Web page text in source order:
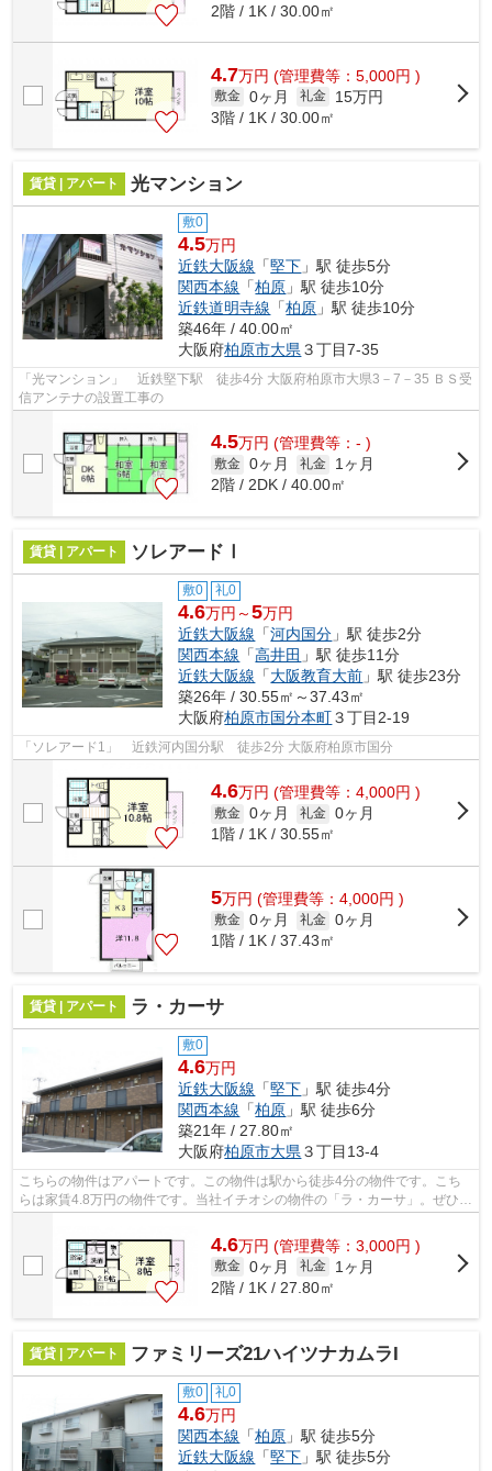
2階 / 1K / 30.00㎡
4.7万円 (管理費等：5,000円 )
敷金 0ヶ月 礼金
15万円
3階 / 1K / 30.00㎡
賃貸 | アパート 光マンション
敷0
4.5万円
近鉄大阪線 「堅下 」駅 徒歩5分
関西本線 「柏原 」駅 徒歩10分
近鉄道明寺線 「柏原 」駅 徒歩10分
築46年 / 40.00㎡
大阪府柏原市大県 ３丁目7-35
「光マンション」 近鉄堅下駅 徒歩4分 大阪府柏原市大県3－7－35 ＢＳ受
信アンテナの設置工事の
4.5万円 (管理費等：- )
敷金 0ヶ月 礼金
1ヶ月
2階 / 2DK / 40.00㎡
賃貸 | アパート ソレアードⅠ
敷0 礼0
4.6万円～5万円
近鉄大阪線 「河内国分 」駅 徒歩2分
関西本線 「高井田 」駅 徒歩11分
近鉄大阪線 「大阪教育大前 」駅 徒歩23分
築26年 / 30.55㎡～37.43㎡
大阪府柏原市国分本町３丁目2-19
「ソレアード1」 近鉄河内国分駅 徒歩2分 大阪府柏原市国分
4.6万円 (管理費等：4,000円 )
敷金 0ヶ月 礼金 0ヶ月
1階 / 1K / 30.55㎡
5万円 (管理費等：4,000円 )
敷金 0ヶ月 礼金 0ヶ月
1階 / 1K / 37.43㎡
賃貸 | アパート ラ・カーサ
敷0
4.6万円
近鉄大阪線 「堅下 」駅 徒歩4分
関西本線 「柏原 」駅 徒歩6分
築21年 / 27.80㎡
大阪府柏原市大県３丁目13-4
こちらの物件はアパートです。この物件は駅から徒歩4分の物件です。こち
らは家賃4.8万円の物件です。当社イチオシの物件の「ラ・カーサ」。ぜひ一
4.6万円 (管理費等：3,000円 )
敷金 0ヶ月 礼金
1ヶ月
2階 / 1K / 27.80㎡
賃貸 | アパート ファミリーズ21ハイツナカムラI
敷0 礼0
4.6万円
関西本線 「柏原 」駅 徒歩5分
近鉄大阪線 「堅下 」駅 徒歩5分